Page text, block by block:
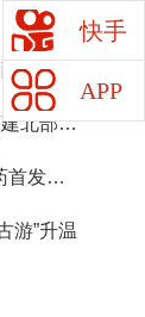
快手
APP
费进山
北部沿
首发渠
游”升温